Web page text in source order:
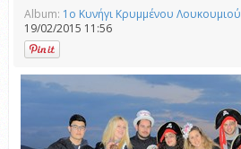
Album: 1ο Κυνήγι Κρυμμένου Λουκουμιού
19/02/2015 11:56